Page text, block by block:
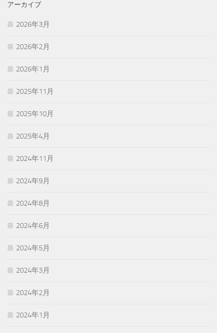
アーカイブ
2026年3月
2026年2月
2026年1月
2025年11月
2025年10月
2025年4月
2024年11月
2024年9月
2024年8月
2024年6月
2024年5月
2024年3月
2024年2月
2024年1月